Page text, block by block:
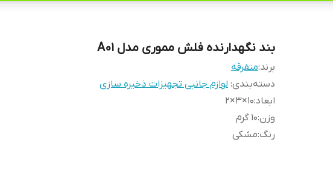
بند نگهدارنده فلش مموری مدل A01
برند:متفرقه
دسته‌بندی: لوازم جانبی تجهیزات ذخیره سازی
ابعاد:
10×3×2
وزن:10 گرم
رنگ:مشکی